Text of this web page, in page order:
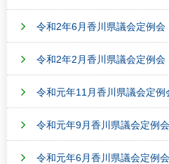
令和2年6月香川県議会定例
令和2年2月香川県議会定例
令和元年11月香川県議会定
令和元年9月香川県議会定例
令和元年6月香川県議会定例